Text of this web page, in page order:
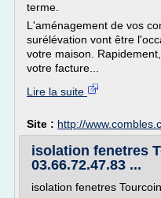
terme.
L'aménagement de vos
surélévation vont être
votre maison.
votre facture...
Lire la suite
Site : http://
isolation fenetres
03.66.72.47.83 ...
isolation fenetres